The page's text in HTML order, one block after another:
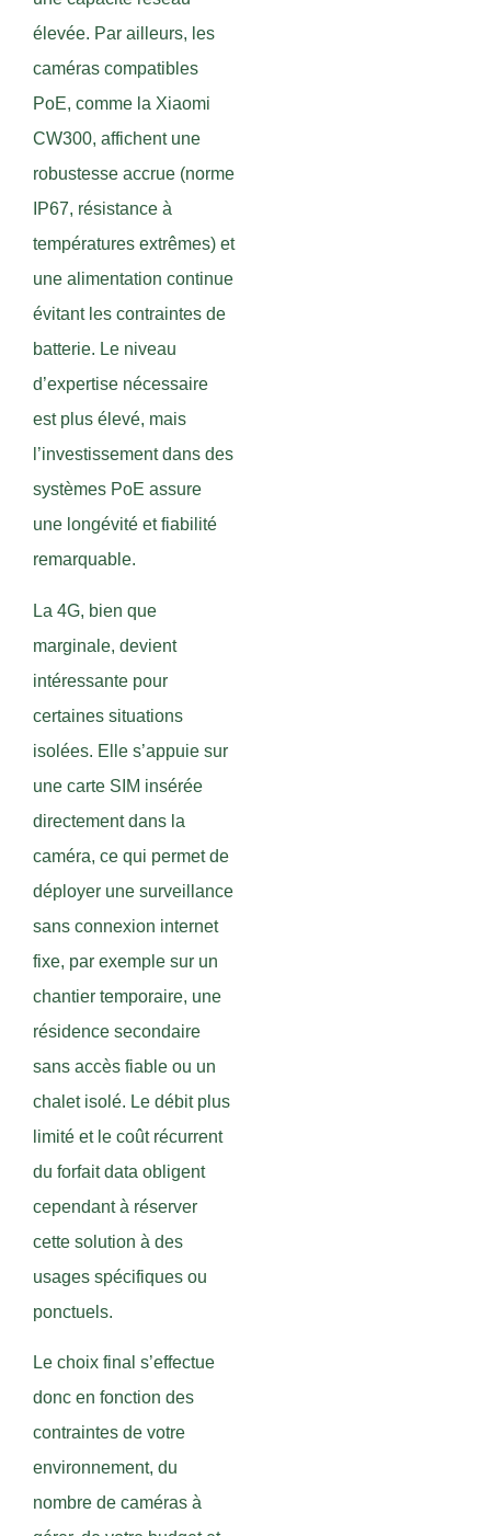
élevée. Par ailleurs, les
caméras compatibles
PoE, comme la Xiaomi
CW300, affichent une
robustesse accrue (norme
IP67, résistance à
températures extrêmes) et
une alimentation continue
évitant les contraintes de
batterie. Le niveau
d’expertise nécessaire
est plus élevé, mais
l’investissement dans des
systèmes PoE assure
une longévité et fiabilité
remarquable.
La 4G, bien que
marginale, devient
intéressante pour
certaines situations
isolées. Elle s’appuie sur
une carte SIM insérée
directement dans la
caméra, ce qui permet de
déployer une surveillance
sans connexion internet
fixe, par exemple sur un
chantier temporaire, une
résidence secondaire
sans accès fiable ou un
chalet isolé. Le débit plus
limité et le coût récurrent
du forfait data obligent
cependant à réserver
cette solution à des
usages spécifiques ou
ponctuels.
Le choix final s’effectue
donc en fonction des
contraintes de votre
environnement, du
nombre de caméras à